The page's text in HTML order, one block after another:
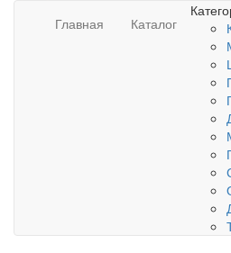
Главная Каталог